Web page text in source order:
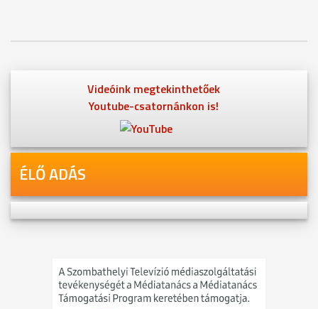
Videóink megtekinthetőek
Youtube-csatornánkon is!
ÉLŐ ADÁS